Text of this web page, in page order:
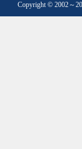
Copyright © 2002～